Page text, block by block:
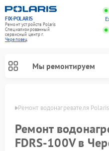
FIX-POLARIS
Ремонт устройств Polaris
Специализированный
cервисный центр г.
Череповец
Мы ремонтируем
Ремонт водонагревателя
Ремонт
FDRS-100V в